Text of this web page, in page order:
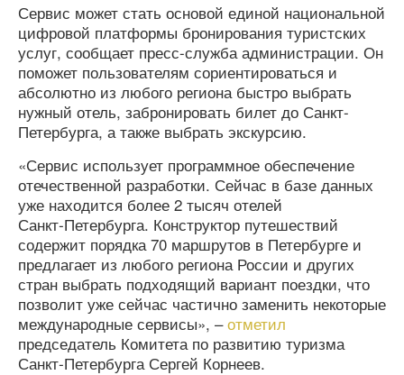
Сервис может стать основой единой национальной
цифровой платформы бронирования туристских
услуг, сообщает пресс-служба администрации. Он
поможет пользователям сориентироваться и
абсолютно из любого региона быстро выбрать
нужный отель, забронировать билет до Санкт-
Петербурга, а также выбрать экскурсию.
«Сервис использует программное обеспечение
отечественной разработки. Сейчас в базе данных
уже находится более 2 тысяч отелей
Санкт‑Петербурга. Конструктор путешествий
содержит порядка 70 маршрутов в Петербурге и
предлагает из любого региона России и других
стран выбрать подходящий вариант поездки, что
позволит уже сейчас частично заменить некоторые
международные сервисы», –отметил
председатель Комитета по развитию туризма
Санкт‑Петербурга Сергей Корнеев.